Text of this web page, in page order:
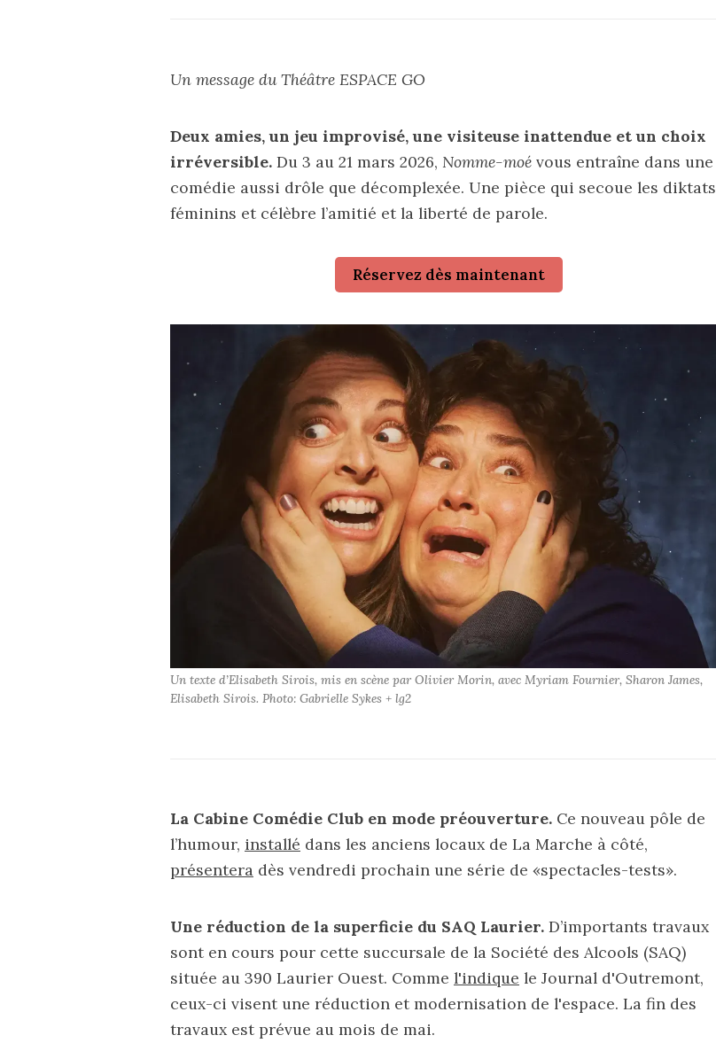
Un message duThéâtre ESPACE GO
Deux amies, un jeu improvisé, une visiteuse inattendue et un choix
irréversible. Du 3 au 21 mars 2026, Nomme-moé vous entraîne dans une
comédie aussi drôle que décomplexée. Une pièce qui secoue les diktats
féminins et célèbre l’amitié et la liberté de parole.
Réservez dès maintenant
Un texte d’Elisabeth Sirois, mis en scène par Olivier Morin, avec Myriam Fournier, Sharon James,
Elisabeth Sirois. Photo: Gabrielle Sykes + lg2
La Cabine Comédie Club en mode préouverture. Ce nouveau pôle de
l’humour, installé dans les anciens locaux de La Marche à côté,
présentera dès vendredi prochain une série de «spectacles-tests».
Une réduction de la superficie du SAQ Laurier. D’importants travaux
sont en cours pour cette succursale de la Société des Alcools (SAQ)
située au 390 Laurier Ouest. Comme l'indique le Journal d'Outremont,
ceux-ci visent une réduction et modernisation de l'espace. La fin des
travaux est prévue au mois de mai.